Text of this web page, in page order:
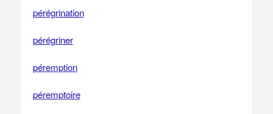
pérégrination
pérégriner
péremption
péremptoire